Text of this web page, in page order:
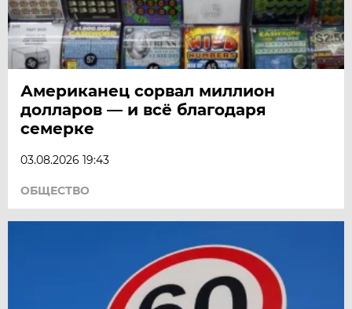
Американец сорвал миллион
долларов — и всё благодаря
семерке
03.08.2026 19:43
ОБЩЕСТВО